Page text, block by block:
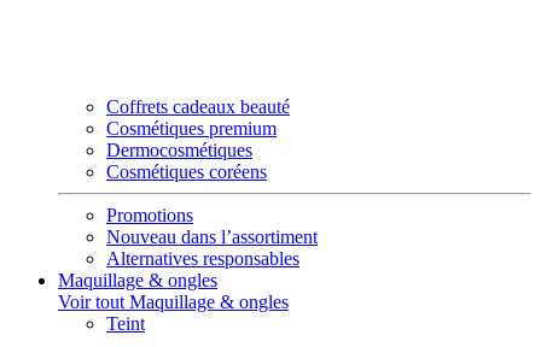
Coffrets cadeaux beauté
Cosmétiques premium
Dermocosmétiques
Cosmétiques coréens
Promotions
Nouveau dans l’assortiment
Alternatives responsables
Maquillage & ongles
Voir tout Maquillage & ongles
Teint